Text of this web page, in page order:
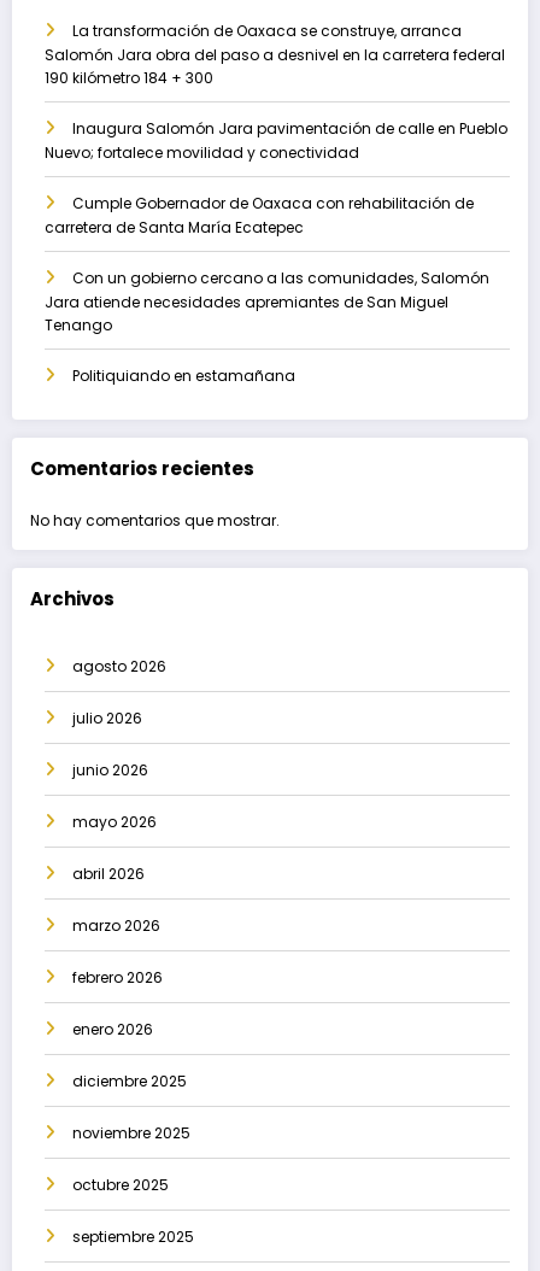
La transformación de Oaxaca se construye, arranca
Salomón Jara obra del paso a desnivel en la carretera federal
190 kilómetro 184 + 300
Inaugura Salomón Jara pavimentación de calle en Pueblo
Nuevo; fortalece movilidad y conectividad
Cumple Gobernador de Oaxaca con rehabilitación de
carretera de Santa María Ecatepec
Con un gobierno cercano a las comunidades, Salomón
Jara atiende necesidades apremiantes de San Miguel
Tenango
Politiquiando en estamañana
Comentarios recientes
No hay comentarios que mostrar.
Archivos
agosto 2026
julio 2026
junio 2026
mayo 2026
abril 2026
marzo 2026
febrero 2026
enero 2026
diciembre 2025
noviembre 2025
octubre 2025
septiembre 2025